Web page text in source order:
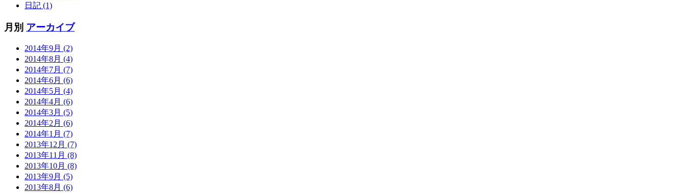
日記 (1)
月別 アーカイブ
2014年9月 (2)
2014年8月 (4)
2014年7月 (7)
2014年6月 (6)
2014年5月 (4)
2014年4月 (6)
2014年3月 (5)
2014年2月 (6)
2014年1月 (7)
2013年12月 (7)
2013年11月 (8)
2013年10月 (8)
2013年9月 (5)
2013年8月 (6)